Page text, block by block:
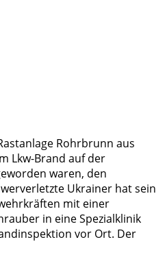
Rohrbrunn aus
Lkw-Brand auf der
waren, den
Ukrainer hat sein
mit einer
in eine Spezialklinik
vor Ort. Der